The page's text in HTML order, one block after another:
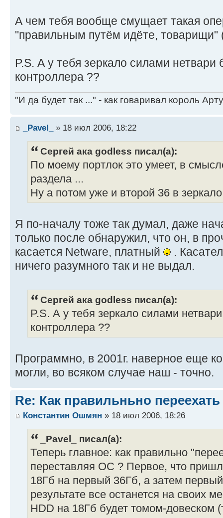
А чем тебя вообще смущает такая
"правильным путём идёте,
P.S. А у тебя зеркало силами
контроллера ??
"И да будет так ..." - как говаривал король
_Pavel_ » 18 июл 2006, 18:22
Сергей ака godless писал(а):
По моему портлок это умеет, в
раздела ...
Ну а потом уже и второй 36 в
Я по-началу тоже так думал, даже
только после обнаружил, что он, в
касается Netware, платный
.
ничего разумного так и не выдал.
Сергей ака godless писал(а):
P.S. А у тебя зеркало силами
контроллера ??
Программно, в 2001г. наверное еще
могли, во всяком случае наш - точно.
Re: Как правильньно
Константин Ошмян » 18 июл 2006, 18:26
_Pavel_ писал(а):
Теперь главное: как правильно
переставляя ОС ? Первое, что
18Гб на первый 36Гб, а затем
результате все останется на своих
HDD на 18Гб будет томом-довеском